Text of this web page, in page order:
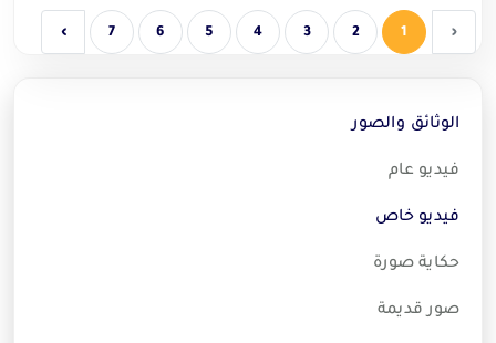
الوثائق والصور
فيديو عام
فيديو خاص
حكاية صورة
صور قديمة
‹
1
2
3
4
5
6
7
›